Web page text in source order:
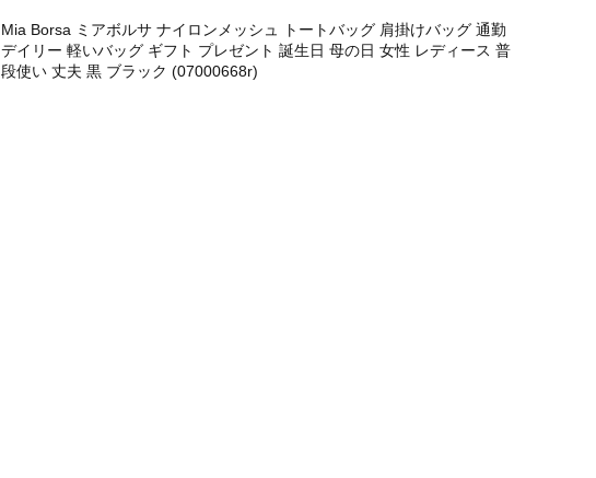
Mia Borsa ミアボルサ ナイロンメッシュ トートバッグ 肩掛けバッグ 通勤
デイリー 軽いバッグ ギフト プレゼント 誕生日 母の日 女性 レディース 普
段使い 丈夫 黒 ブラック (07000668r)